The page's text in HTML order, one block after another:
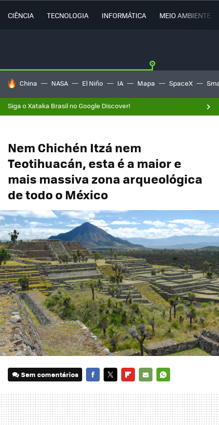
CIÊNCIA TECNOLOGIA INFORMÁTICA MEIO AMBIENTE
TENDÊNCIAS DO DIA
China NASA El Niño IA Mapa SpaceX
Siga o Xataka Brasil no Google Discover!
Nem Chichén Itzá nem
Teotihuacán, esta é a maior e
mais massiva zona arqueológica
de todo o México
Sem comentários
MAIL